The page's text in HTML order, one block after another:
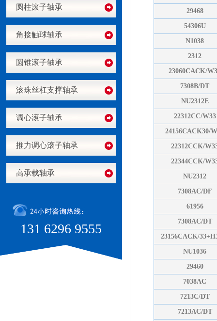
圆柱滚子轴承
角接触球轴承
圆锥滚子轴承
滚珠丝杠支撑轴承
调心滚子轴承
推力调心滚子轴承
高承载轴承
131 6296 9555
29468
54306U
N1038
2312
23060CACK/
7308B/DT
NU2312E
22312CC/W33
24156CACK30/
22312CCK/
22344CCK/
NU2312
7308AC/DF
61956
7308AC/DT
23156CACK/
NU1036
29460
7038AC
7213C/DT
7213AC/DT